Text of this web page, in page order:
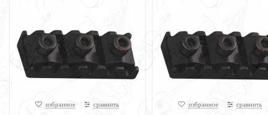
избранное сравнить избранное сравнить